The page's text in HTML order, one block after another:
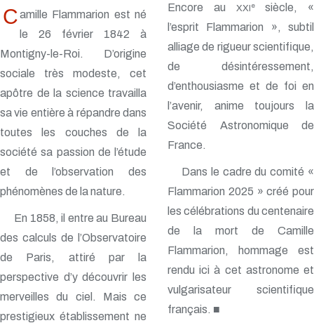
Camille Flammarion est né
le 26 février 1842 à
Montigny-le-Roi. D’origine
sociale très modeste, cet
apôtre de la science travailla
sa vie entière à répandre dans
toutes les couches de la
société sa passion de l’étude
et de l’observation des
phénomènes de la nature.
En 1858, il entre au Bureau
des calculs de l’Observatoire
de Paris, attiré par la
perspective d’y découvrir les
merveilles du ciel. Mais ce
prestigieux établissement ne
Encore au XXI esiècle, «
l’esprit Flammarion », subtil
alliage de rigueur scientifique,
de désintéressement,
d’enthousiasme et de foi en
l’avenir, anime toujours la
Société Astronomique de
France.
Dans le cadre du comité «
Flammarion 2025 » créé pour
les célébrations du centenaire
de la mort de Camille
Flammarion, hommage est
rendu ici à cet astronome et
vulgarisateur scientifique
français. ■